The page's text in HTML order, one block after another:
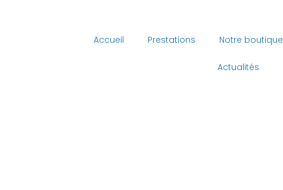
Accueil
Prestations Notre boutique
Actualités